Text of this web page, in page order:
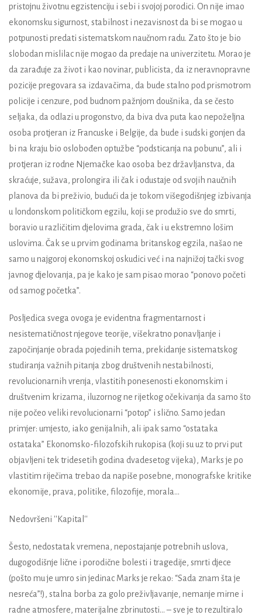
pristojnu životnu egzistenciju i sebi i svojoj porodici. On nije imao
ekonomsku sigurnost, stabilnost i nezavisnost da bi se mogao u
potpunosti predati sistematskom naučnom radu. Zato što je bio
slobodan mislilac nije mogao da predaje na univerzitetu. Morao je
da zarađuje za život i kao novinar, publicista, da iz neravnopravne
pozicije pregovara sa izdavačima, da bude stalno pod prismotrom
policije i cenzure, pod budnom pažnjom doušnika, da se često
seljaka, da odlazi u progonstvo, da biva dva puta kao nepoželjna
osoba protjeran iz Francuske i Belgije, da bude i sudski gonjen da
bi na kraju bio oslobođen optužbe “podsticanja na pobunu”, ali i
protjeran iz rodne Njemačke kao osoba bez državljanstva, da
skraćuje, sužava, prolongira ili čak i odustaje od svojih naučnih
planova da bi preživio, budući da je tokom višegodišnjeg izbivanja
u londonskom političkom egzilu, koji se produžio sve do smrti,
boravio u različitim djelovima grada, čak i u ekstremno lošim
uslovima. Čak se u prvim godinama britanskog egzila, našao ne
samo u najgoroj ekonomskoj oskudici već i na najnižoj tački svog
javnog djelovanja, pa je kako je sam pisao morao “ponovo početi
od samog početka”.
Posljedica svega ovoga je evidentna fragmentarnost i
nesistematičnost njegove teorije, višekratno ponavljanje i
započinjanje obrada pojedinih tema, prekidanje sistematskog
studiranja važnih pitanja zbog društvenih nestabilnosti,
revolucionarnih vrenja, vlastitih ponesenosti ekonomskim i
društvenim krizama, iluzornog ne rijetkog očekivanja da samo što
nije počeo veliki revolucionarni “potop” i slično. Samo jedan
primjer: umjesto, iako genijalnih, ali ipak samo “ostataka
ostataka” Ekonomsko-filozofskih rukopisa (koji su uz to prvi put
objavljeni tek tridesetih godina dvadesetog vijeka), Marks je po
vlastitim riječima trebao da napiše posebne, monografske kritike
ekonomije, prava, politike, filozofije, morala...
Nedovršeni ''Kapital''
Šesto, nedostatak vremena, nepostajanje potrebnih uslova,
dugogodišnje lične i porodične bolesti i tragedije, smrti djece
(pošto mu je umro sin jedinac Marks je rekao: “Sada znam šta je
nesreća”!), stalna borba za golo preživljavanje, nemanje mirne i
radne atmosfere, materijalne zbrinutosti... – sve je to rezultiralo